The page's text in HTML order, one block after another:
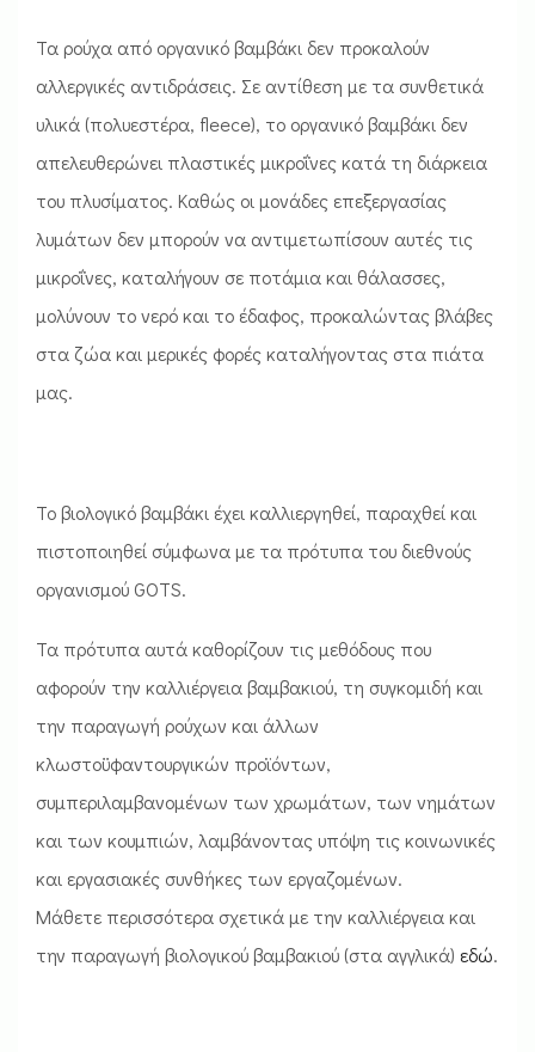
Τα ρούχα από οργανικό βαμβάκι δεν προκαλούν
αλλεργικές αντιδράσεις. Σε αντίθεση με τα συνθετικά
υλικά (πολυεστέρα, fleece), το οργανικό βαμβάκι δεν
απελευθερώνει πλαστικές μικροΐνες κατά τη διάρκεια
του πλυσίματος. Καθώς οι μονάδες επεξεργασίας
λυμάτων δεν μπορούν να αντιμετωπίσουν αυτές τις
μικροΐνες, καταλήγουν σε ποτάμια και θάλασσες,
μολύνουν το νερό και το έδαφος, προκαλώντας βλάβες
στα ζώα και μερικές φορές καταλήγοντας στα πιάτα
μας.
Το βιολογικό βαμβάκι έχει καλλιεργηθεί, παραχθεί και
πιστοποιηθεί σύμφωνα με τα πρότυπα του διεθνούς
οργανισμού GOTS.
Τα πρότυπα αυτά καθορίζουν τις μεθόδους που
αφορούν την καλλιέργεια βαμβακιού, τη συγκομιδή και
την παραγωγή ρούχων και άλλων
κλωστοϋφαντουργικών προϊόντων,
συμπεριλαμβανομένων των χρωμάτων, των νημάτων
και των κουμπιών, λαμβάνοντας υπόψη τις κοινωνικές
και εργασιακές συνθήκες των εργαζομένων.
Μάθετε περισσότερα σχετικά με την καλλιέργεια και
την παραγωγή βιολογικού βαμβακιού (στα αγγλικά) εδώ.